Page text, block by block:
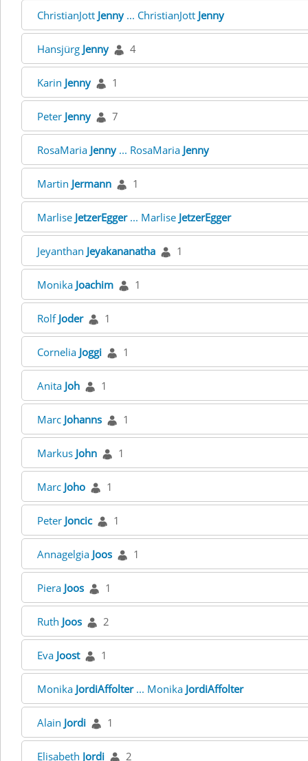
ChristianJott Jenny... ChristianJott Jenny
Hansjürg Jenny 4
Karin Jenny 1
Peter Jenny 7
RosaMaria Jenny... RosaMaria Jenny
Martin Jermann 1
Marlise JetzerEgger... Marlise JetzerEgger
Jeyanthan Jeyakananatha 1
Monika Joachim 1
Rolf Joder 1
Cornelia Joggi 1
Anita Joh 1
Marc Johanns 1
Markus John 1
Marc Joho 1
Peter Joncic 1
Annagelgia Joos 1
Piera Joos 1
Ruth Joos 2
Eva Joost 1
Monika JordiAffolter... Monika JordiAffolter
Alain Jordi 1
Elisabeth Jordi 2